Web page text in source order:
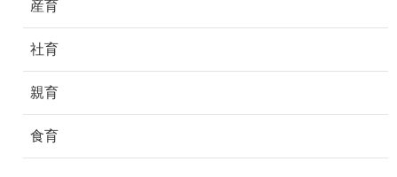
産育
社育
親育
食育